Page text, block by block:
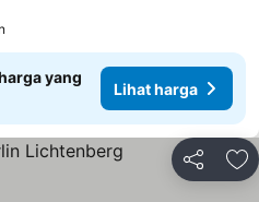
yang
Lihat harga
Bagikan